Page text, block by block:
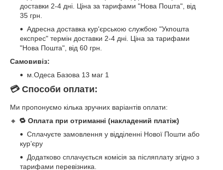
доставки 2-4 дні. Ціна за тарифами "Нова Пошта", від
35 грн.
Адресна доставка кур'єрською службою "Укпошта
експрес" термін доставки 2-4 дні. Ціна за тарифами
"Нова Пошта", від 60 грн.
Самовивіз:
м.Одеса Базова 13 маг 1
💳 Способи оплати:
Ми пропонуємо кілька зручних варіантів оплати:
🔸 🔁 Оплата при отриманні (накладений платіж)
Сплачуєте замовлення у відділенні Нової Пошти або
кур’єру
Додатково сплачується комісія за післяплату згідно з
тарифами перевізника.